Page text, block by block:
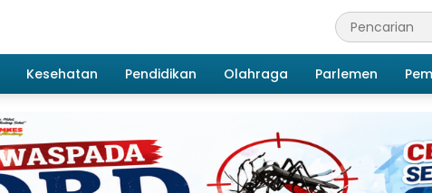
Kesehatan Pendidikan Olahraga Parlemen